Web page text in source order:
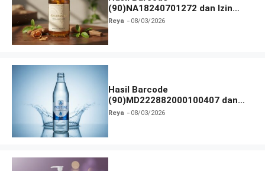
(90)NA18240701272 dan Izin
BPOM
Reya 08/03/2026
Hasil Barcode
(90)MD222882000100407 dan
Izin BPOM
Reya 08/03/2026